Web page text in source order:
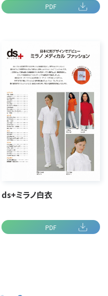
PDF
ds+ミラノ白衣
PDF